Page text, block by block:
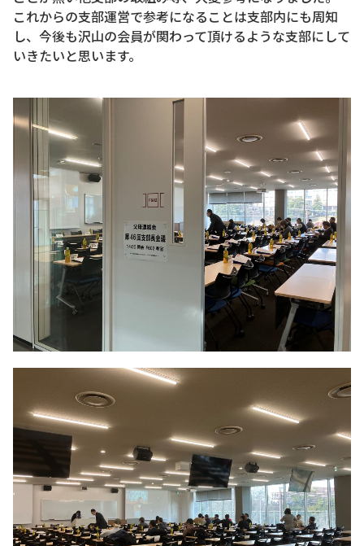
これからの支部運営で参考になることは支部内にも周知
し、今後も沢山の会員が関わって頂けるような支部にして
いきたいと思います。